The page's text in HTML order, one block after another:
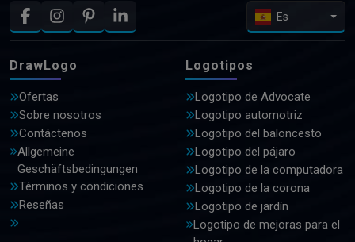
Es
DrawLogo
Ofertas
Sobre nosotros
Contáctenos
Allgemeine
Geschäftsbedingungen
Términos y condiciones
Reseñas
Logotipos
Logotipo de Advocate
Logotipo automotriz
Logotipo del baloncesto
Logotipo del pájaro
Logotipo de la computadora
Logotipo de la corona
Logotipo de jardín
Logotipo de mejoras para el